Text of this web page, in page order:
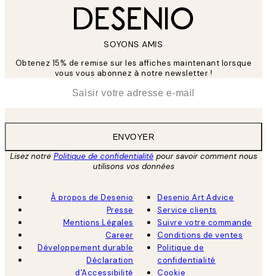
SOYONS AMIS
Obtenez 15% de remise sur les affiches maintenant lorsque
vous vous abonnez à notre newsletter !
ENVOYER
Lisez notre Politique de confidentialitépour savoir comment nous
utilisons vos données
À propos de Desenio
Presse
Mentions Légales
Career
Développement durable
Déclaration
d'Accessibilité
Desenio Art Advice
Service clients
Suivre votre commande
Conditions de ventes
Politique de
confidentialité
Cookie